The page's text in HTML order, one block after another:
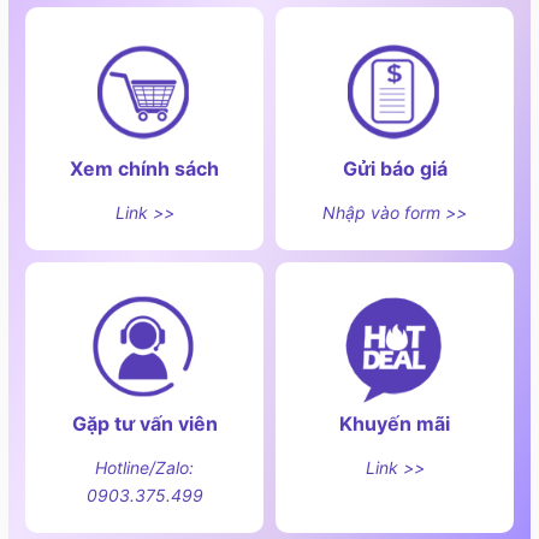
Cảnh báo chống tràn
Xem chính sách
Link >>
Gửi báo giá
Nhập vào form >>
Gặp tư vấn viên
Hotline/Zalo:
0903.375.499
Khuyến mãi
Link >>